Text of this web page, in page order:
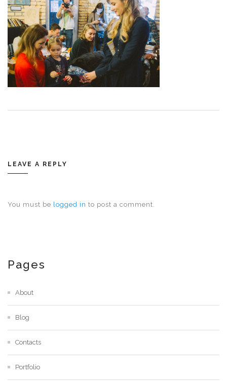
LEAVE A REPLY
You must be logged in to post a comment.
Pages
About
Blog
Contacts
Portfolio